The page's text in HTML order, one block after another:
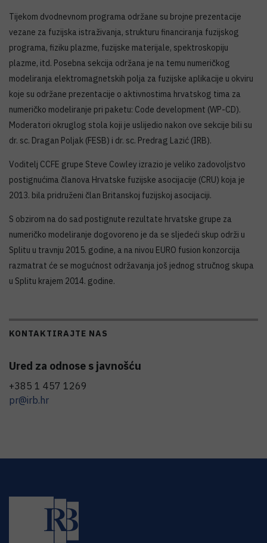
Tijekom dvodnevnom programa održane su brojne prezentacije
vezane za fuzijska istraživanja, strukturu financiranja fuzijskog
programa, fiziku plazme, fuzijske materijale, spektroskopiju
plazme, itd. Posebna sekcija održana je na temu numeričkog
modeliranja elektromagnetskih polja za fuzijske aplikacije u okviru
koje su održane prezentacije o aktivnostima hrvatskog tima za
numeričko modeliranje pri paketu: Code development (WP-CD).
Moderatori okruglog stola koji je uslijedio nakon ove sekcije bili su
dr. sc. Dragan Poljak (FESB) i dr. sc. Predrag Lazić (IRB).
Voditelj CCFE grupe Steve Cowley izrazio je veliko zadovoljstvo
postignućima članova Hrvatske fuzijske asocijacije (CRU) koja je
2013. bila pridruženi član Britanskoj fuzijskoj asocijaciji.
S obzirom na do sad postignute rezultate hrvatske grupe za
numeričko modeliranje dogovoreno je da se sljedeći skup održi u
Splitu u travnju 2015. godine, a na nivou EURO fusion konzorcija
razmatrat će se mogućnost održavanja još jednog stručnog skupa
u Splitu krajem 2014. godine.
KONTAKTIRAJTE NAS
Ured za odnose s javnošću
+385 1 457 1269
pr@irb.hr